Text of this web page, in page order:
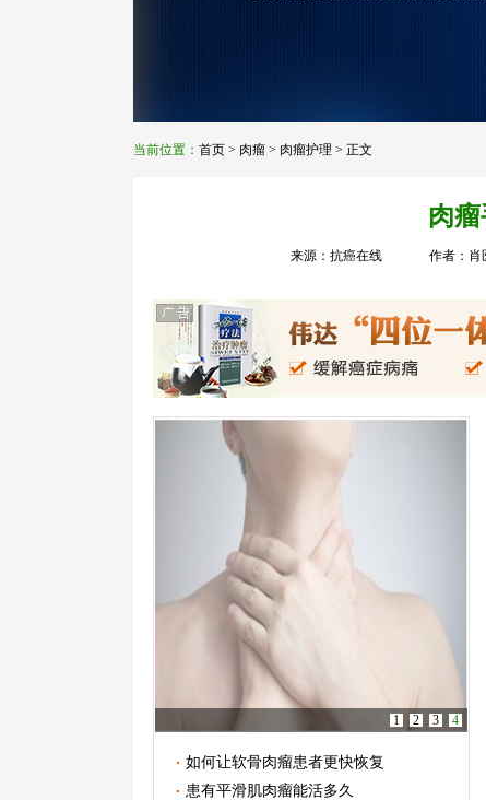
当前位置： 首页> 肉瘤> 肉瘤护理 > 正文
肉
来源：抗癌在线 作者：肖
1 2 3 4
如何让软骨肉瘤患者更快恢复
患有平滑肌肉瘤能活多久